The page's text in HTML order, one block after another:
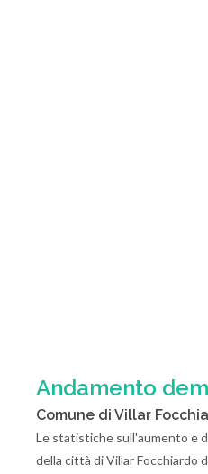
Andamento
Comune di Villar
Le statistiche sull'aumento e
della città di Villar Focchiardo